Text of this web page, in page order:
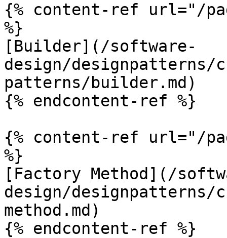
{% content-ref url="/
%}
[Builder](/software-
design/
patterns/builder.md)
{% endcontent-ref %}
{% content-ref url="/
%}
[Factory Method](/
design/
method.md)
{% endcontent-ref %}